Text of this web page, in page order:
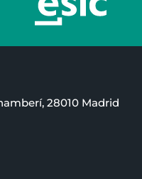
28010 Madrid